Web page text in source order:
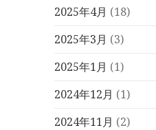
2025年4月 (18)
2025年3月 (3)
2025年1月 (1)
2024年12月 (1)
2024年11月 (2)